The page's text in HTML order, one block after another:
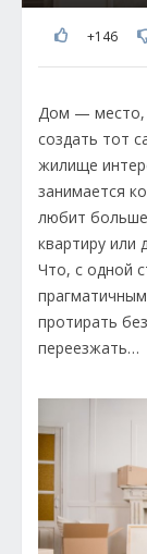
+146
Дом — место,
создать тот
жилище
занимается
любит больше
квартиру или
Что, с одной
протирать
переезжать…